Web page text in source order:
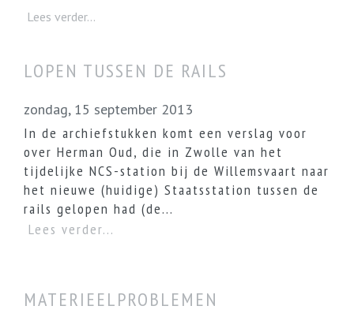
Lees verder...
LOPEN TUSSEN DE RAILS
zondag, 15 september 2013
In de archiefstukken komt een verslag voor
over Herman Oud, die in Zwolle van het
tijdelijke NCS-station bij de Willemsvaart naar
het nieuwe (huidige) Staatsstation tussen de
rails gelopen had (de...
Lees verder...
MATERIEELPROBLEMEN